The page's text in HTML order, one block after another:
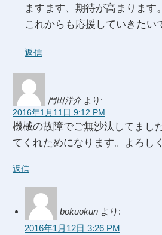
ますます、期待が高まります。
これからも応援していきたい
返信
門田洋介 より:
2016年1月11日 9:12 PM
機械の故障でご無沙汰してまし
てくれためになります。よろし
返信
bokuokun より:
2016年1月12日 3:26 PM